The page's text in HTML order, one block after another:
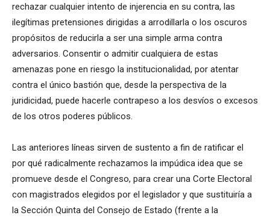
rechazar cualquier intento de injerencia en su contra, las
ilegítimas pretensiones dirigidas a arrodillarla o los oscuros
propósitos de reducirla a ser una simple arma contra
adversarios. Consentir o admitir cualquiera de estas
amenazas pone en riesgo la institucionalidad, por atentar
contra el único bastión que, desde la perspectiva de la
juridicidad, puede hacerle contrapeso a los desvíos o excesos
de los otros poderes públicos.
Las anteriores líneas sirven de sustento a fin de ratificar el
por qué radicalmente rechazamos la impúdica idea que se
promueve desde el Congreso, para crear una Corte Electoral
con magistrados elegidos por el legislador y que sustituiría a
la Sección Quinta del Consejo de Estado (frente a la